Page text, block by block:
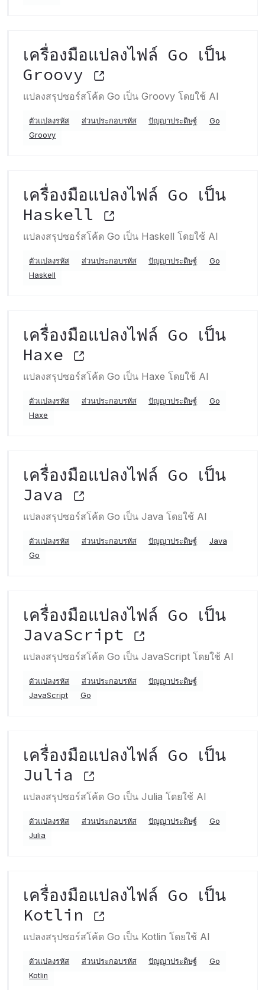
เครื่องมือแปลงไฟล์ Go เป็น
Groovy
แปลงสรุปซอร์สโค้ด Go เป็น Groovy โดยใช้ AI
ตัวแปลงรหัส ส่วนประกอบรหัส ปัญญาประดิษฐ์
Go
Groovy
เครื่องมือแปลงไฟล์ Go เป็น
Haskell
แปลงสรุปซอร์สโค้ด Go เป็น Haskell โดยใช้ AI
ตัวแปลงรหัส ส่วนประกอบรหัส ปัญญาประดิษฐ์
Go
Haskell
เครื่องมือแปลงไฟล์ Go เป็น
Haxe
แปลงสรุปซอร์สโค้ด Go เป็น Haxe โดยใช้ AI
ตัวแปลงรหัส ส่วนประกอบรหัส ปัญญาประดิษฐ์
Go
Haxe
เครื่องมือแปลงไฟล์ Go เป็น
Java
แปลงสรุปซอร์สโค้ด Go เป็น Java โดยใช้ AI
ตัวแปลงรหัส ส่วนประกอบรหัส ปัญญาประดิษฐ์
Java
Go
เครื่องมือแปลงไฟล์ Go เป็น
JavaScript
แปลงสรุปซอร์สโค้ด Go เป็น JavaScript โดยใช้ AI
ตัวแปลงรหัส ส่วนประกอบรหัส
ปัญญาประดิษฐ์
JavaScript
Go
เครื่องมือแปลงไฟล์ Go เป็น
Julia
แปลงสรุปซอร์สโค้ด Go เป็น Julia โดยใช้ AI
ตัวแปลงรหัส ส่วนประกอบรหัส ปัญญาประดิษฐ์
Go
Julia
เครื่องมือแปลงไฟล์ Go เป็น
Kotlin
แปลงสรุปซอร์สโค้ด Go เป็น Kotlin โดยใช้ AI
ตัวแปลงรหัส ส่วนประกอบรหัส ปัญญาประดิษฐ์
Go
Kotlin